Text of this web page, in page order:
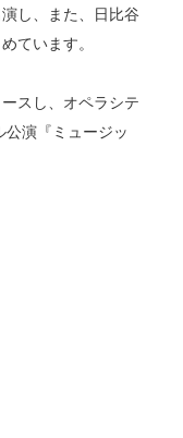
し、また、⽇⽐⾕
ています。
スし、オペラシテ
演『ミュージッ